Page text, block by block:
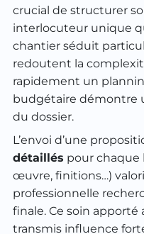
crucial de structurer
interlocuteur unique
chantier séduit
redoutent la
rapidement un
budgétaire démontre
du dossier.
L’envoi d’une
détaillés pour chaque
œuvre, finitions…)
professionnelle
finale. Ce soin
transmis influence